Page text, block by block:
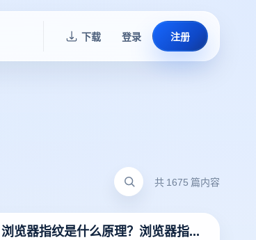
下载 登录 注册
共 1675 篇内容
浏览器指纹是什么原理？浏览器指纹是什么意思？